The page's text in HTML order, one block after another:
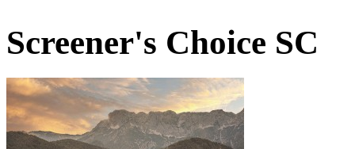
Screener's Choice SC